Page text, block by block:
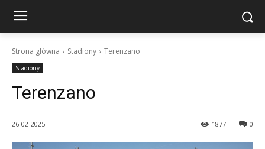
Strona główna Stadiony Terenzano
Stadiony
Terenzano
26-02-2025 0
1877